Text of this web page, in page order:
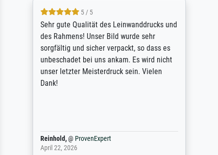
5 / 5
Sehr gute Qualität des Leinwanddrucks und
des Rahmens! Unser Bild wurde sehr
sorgfältig und sicher verpackt, so dass es
unbeschadet bei uns ankam. Es wird nicht
unser letzter Meisterdruck sein. Vielen
Dank!
Reinhold,@ ProvenExpert
April 22, 2026